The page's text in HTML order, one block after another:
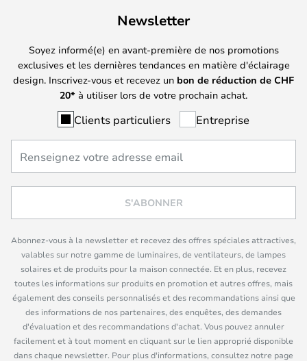
Newsletter
Soyez informé(e) en avant-première de nos promotions
exclusives et les dernières tendances en matière d'éclairage
design. Inscrivez-vous et recevez un bon de réduction de CHF
20* à utiliser lors de votre prochain achat.
Clients particuliers Entreprise
S'ABONNER
Abonnez-vous à la newsletter et recevez des offres spéciales attractives,
valables sur notre gamme de luminaires, de ventilateurs, de lampes
solaires et de produits pour la maison connectée. Et en plus, recevez
toutes les informations sur produits en promotion et autres offres, mais
également des conseils personnalisés et des recommandations ainsi que
des informations de nos partenaires, des enquêtes, des demandes
d'évaluation et des recommandations d'achat. Vous pouvez annuler
facilement et à tout moment en cliquant sur le lien approprié disponible
dans chaque newsletter. Pour plus d'informations, consultez notre page